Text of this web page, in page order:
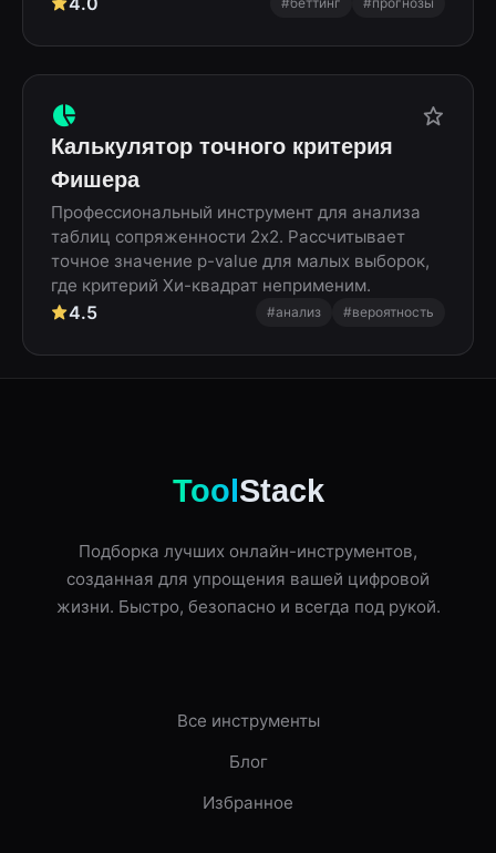
Калькулятор точного критерия
Фишера
Профессиональный инструмент для анализа
таблиц сопряженности 2x2. Рассчитывает
точное значение p-value для малых выборок,
где критерий Хи-квадрат неприменим.
4.5 #анализ #вероятность
ToolStack
Подборка лучших онлайн-инструментов,
созданная для упрощения вашей цифровой
жизни. Быстро, безопасно и всегда под рукой.
Все инструменты
Блог
Избранное